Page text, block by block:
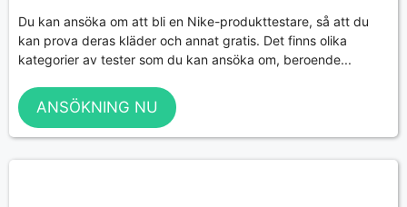
Du kan ansöka om att bli en Nike-produkttestare, så att du
kan prova deras kläder och annat gratis. Det finns olika
kategorier av tester som du kan ansöka om, beroende...
ANSÖKNING NU